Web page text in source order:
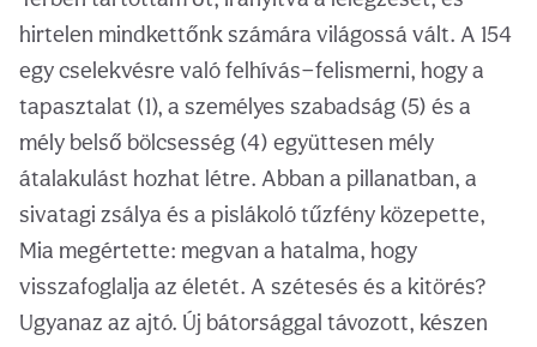
hirtelen mindkettőnk számára világossá vált. A 154
egy cselekvésre való felhívás—felismerni, hogy a
tapasztalat (1), a személyes szabadság (5) és a
mély belső bölcsesség (4) együttesen mély
átalakulást hozhat létre. Abban a pillanatban, a
sivatagi zsálya és a pislákoló tűzfény közepette,
Mia megértette: megvan a hatalma, hogy
visszafoglalja az életét. A szétesés és a kitörés?
Ugyanaz az ajtó. Új bátorsággal távozott, készen